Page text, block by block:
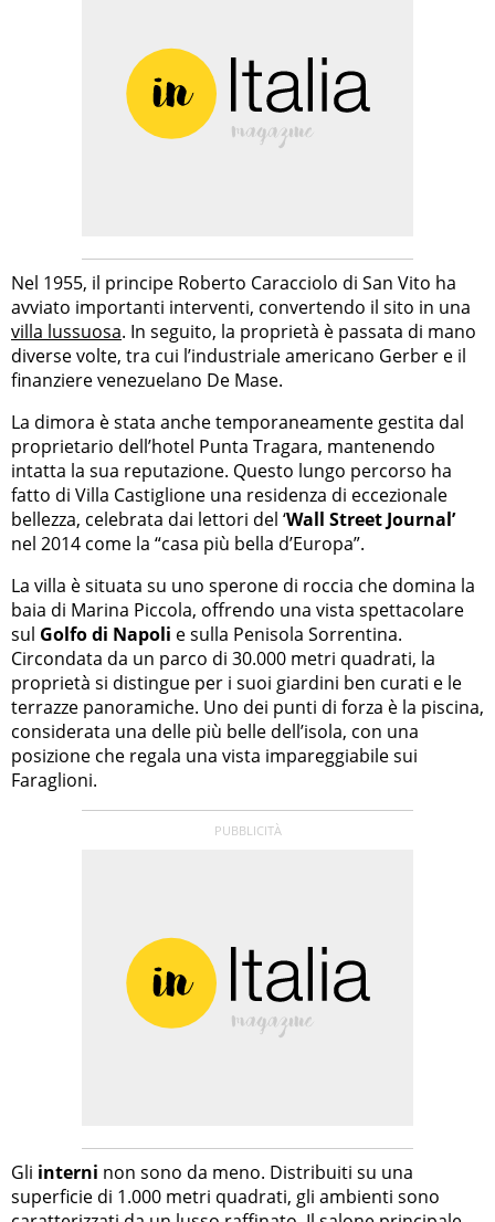
Nel 1955, il principe Roberto Caracciolo di San Vito ha
avviato importanti interventi, convertendo il sito in una
villa lussuosa. In seguito, la proprietà è passata di mano
diverse volte, tra cui l’industriale americano Gerber e il
finanziere venezuelano De Mase.
La dimora è stata anche temporaneamente gestita dal
proprietario dell’hotel Punta Tragara, mantenendo
intatta la sua reputazione. Questo lungo percorso ha
fatto di Villa Castiglione una residenza di eccezionale
bellezza, celebrata dai lettori del ‘Wall Street Journal’
nel 2014 come la “casa più bella d’Europa”.
La villa è situata su uno sperone di roccia che domina la
baia di Marina Piccola, offrendo una vista spettacolare
sul Golfo di Napoli e sulla Penisola Sorrentina.
Circondata da un parco di 30.000 metri quadrati, la
proprietà si distingue per i suoi giardini ben curati e le
terrazze panoramiche. Uno dei punti di forza è la piscina,
considerata una delle più belle dell’isola, con una
posizione che regala una vista impareggiabile sui
Faraglioni.
Gli interni non sono da meno. Distribuiti su una
superficie di 1.000 metri quadrati, gli ambienti sono